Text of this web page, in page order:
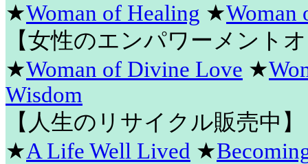
★Woman of Healing ★Woman
【女性のエンパワーメント
★Woman of Divine Love ★
Wisdom
【人生のリサイクル販売中】
★A Life Well Lived ★